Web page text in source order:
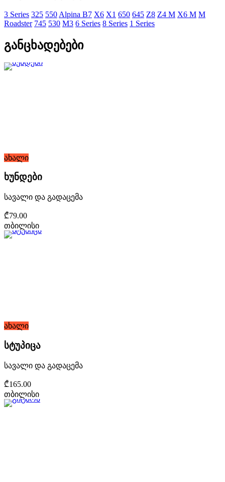
3 Series 325 550 Alpina B7 X6 X1 650 645 Z8 Z4 M X6 M M
Roadster 745 530 M3 6 Series 8 Series 1 Series
განცხადებები
ახალი
ხუნდები
სავალი და გადაცემა
₾79.00
თბილისი
ახალი
სტუპიცა
სავალი და გადაცემა
₾165.00
თბილისი